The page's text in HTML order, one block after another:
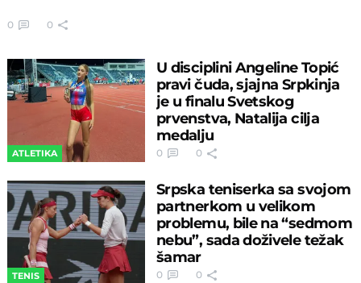
0 0
ATLETIKA
U disciplini Angeline Topić
pravi čuda, sjajna Srpkinja
je u finalu Svetskog
prvenstva, Natalija cilja
medalju
0 0
TENIS
Srpska teniserka sa svojom
partnerkom u velikom
problemu, bile na “sedmom
nebu”, sada doživele težak
šamar
0 0